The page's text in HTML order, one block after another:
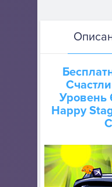
Уровень
Happy